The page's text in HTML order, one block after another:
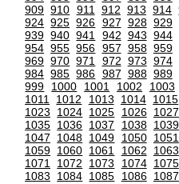
909 910 911 912 913 914
924 925 926 927 928 929
939 940 941 942 943 944
954 955 956 957 958 959
969 970 971 972 973 974
984 985 986 987 988 989
999
1000 1001 1002
1003
1011
1012 1013 1014 1015
1023
1024 1025 1026 1027
1035 1036 1037 1038 1039
1047
1048 1049 1050 1051
1059 1060 1061 1062
1063
1071
1072 1073 1074 1075
1083
1084 1085 1086 1087